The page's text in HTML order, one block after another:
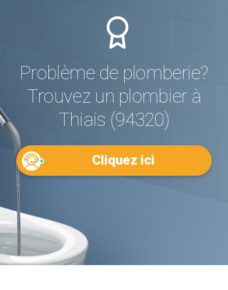
Problème de plomberie?
Trouvez un plombier à
Thiais (94320)
Cliquez ici